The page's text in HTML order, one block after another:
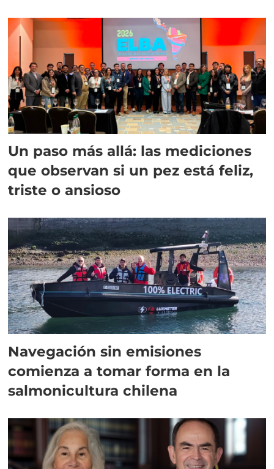
Un paso más allá: las mediciones
que observan si un pez está feliz,
triste o ansioso
Navegación sin emisiones
comienza a tomar forma en la
salmonicultura chilena